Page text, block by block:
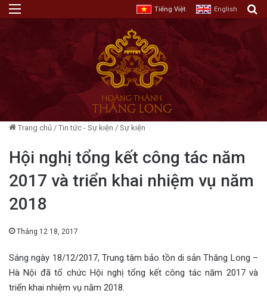
Tiếng Việt English
Trang chủ / Tin tức - Sự kiện / Sự kiện
Hội nghị tổng kết công tác năm
2017 và triển khai nhiệm vụ năm
2018
Tháng 12 18, 2017
Sáng ngày 18/12/2017, Trung tâm bảo tồn di sản Thăng Long –
Hà Nội đã tổ chức Hội nghị tổng kết công tác năm 2017 và
triển khai nhiệm vụ năm 2018.